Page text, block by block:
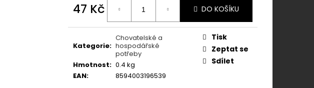
47 Kč
cena:
DO KOŠÍKU
Kategorie:
Chovatelské a
hospodářské
potřeby
Hmotnost: 0.4 kg
EAN: 8594003196539
Tisk
Zeptat se
Sdílet